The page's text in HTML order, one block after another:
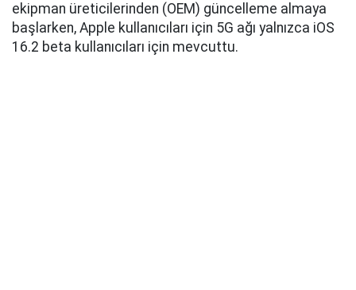
ekipman üreticilerinden (OEM) güncelleme almaya
başlarken, Apple kullanıcıları için 5G ağı yalnızca iOS
16.2 beta kullanıcıları için mevcuttu.